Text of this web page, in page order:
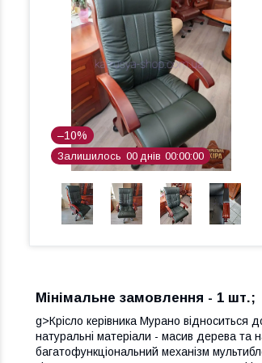
–10%
Залишилось 00 днів 00 00 00
Мінімальне замовлення - 1 шт.;
g>Крісло керівника Мурано відноситься
натуральні матеріали - масив дерева та
багатофункціональний механізм